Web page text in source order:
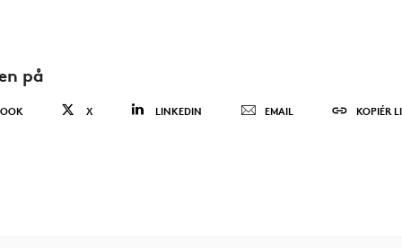
på
X LINKEDIN EMAIL KOPIÉR